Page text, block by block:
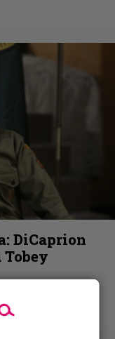
DiCaprion